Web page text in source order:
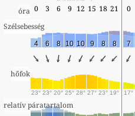
óra 0 3 6 9 12 15 18 21 0
Szélsebesség
4 6 8 10 10 9 8 8 7
hőfok
23° 23° 20° 25° 28° 27° 23° 19° 17°
relatív páratartalom